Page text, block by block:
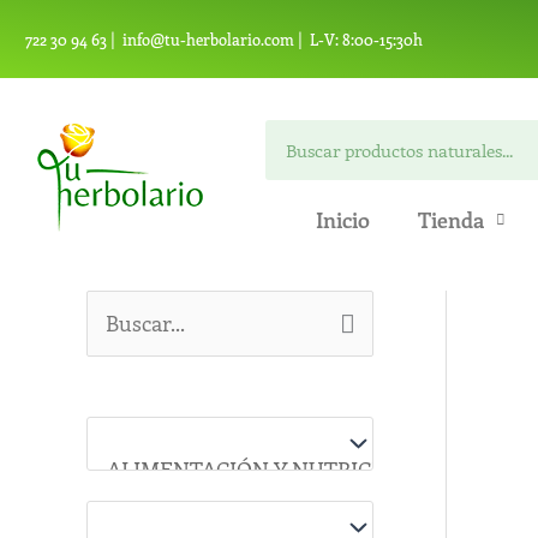
contenido
722 30 94 63 | info@tu-herbolario.com | L-V: 8:00-15:30h
Inicio Tienda
s
a